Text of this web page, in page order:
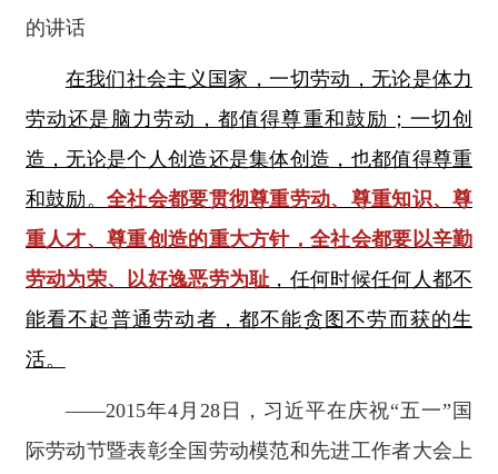
的讲话
在我们社会主义国家，一切劳动，无论是体力
劳动还是脑力劳动，都值得尊重和鼓励；一切创
造，无论是个人创造还是集体创造，也都值得尊重
和鼓励。全社会都要贯彻尊重劳动、尊重知识、尊
重人才、尊重创造的重大方针，全社会都要以辛勤
劳动为荣、以好逸恶劳为耻 ，任何时候任何人都不
能看不起普通劳动者，都不能贪图不劳而获的生
活。
——2015年4月28日，习近平在庆祝“五一”国
际劳动节暨表彰全国劳动模范和先进工作者大会上